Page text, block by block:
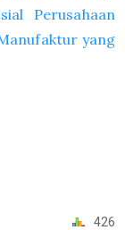
Perusahaan
yang
426